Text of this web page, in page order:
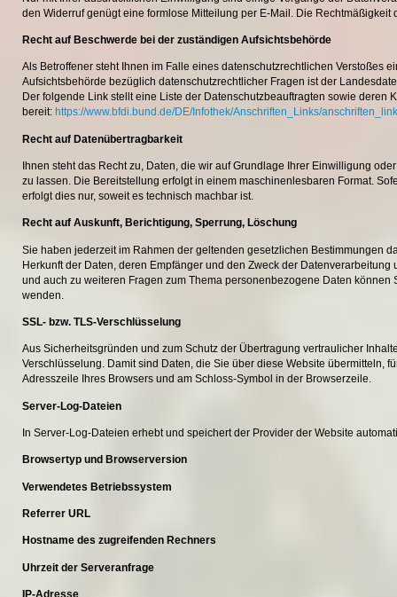
den Widerruf genügt eine formlose Mitteilung per E-Mail. Die
Recht auf Beschwerde bei der zuständigen Aufsichtsbehörde
Als Betroffener steht Ihnen im Falle eines datenschutzrechtlichen Verstoßes
Aufsichtsbehörde bezüglich datenschutzrechtlicher Fragen ist der
Der folgende Link stellt eine Liste der Datenschutzbeauftragten sowie deren
bereit: https://www.bfdi.bund.de/DE/Infothek/Anschriften_Links/
Recht auf Datenübertragbarkeit
Ihnen steht das Recht zu, Daten, die wir auf Grundlage Ihrer Einwilligung
zu lassen. Die Bereitstellung erfolgt in einem maschinenlesbaren Format.
erfolgt dies nur, soweit es technisch machbar ist.
Recht auf Auskunft, Berichtigung, Sperrung, Löschung
Sie haben jederzeit im Rahmen der geltenden gesetzlichen Bestimmungen
Herkunft der Daten, deren Empfänger und den Zweck der
und auch zu weiteren Fragen zum Thema personenbezogene Daten
wenden.
SSL- bzw. TLS-Verschlüsselung
Aus Sicherheitsgründen und zum Schutz der Übertragung vertraulicher
Verschlüsselung. Damit sind Daten, die Sie über diese Website übermitteln,
Adresszeile Ihres Browsers und am Schloss-Symbol in der Browserzeile.
Server-Log-Dateien
In Server-Log-Dateien erhebt und speichert der Provider der Website
Browsertyp und Browserversion
Verwendetes Betriebssystem
Referrer URL
Hostname des zugreifenden Rechners
Uhrzeit der Serveranfrage
IP-Adresse